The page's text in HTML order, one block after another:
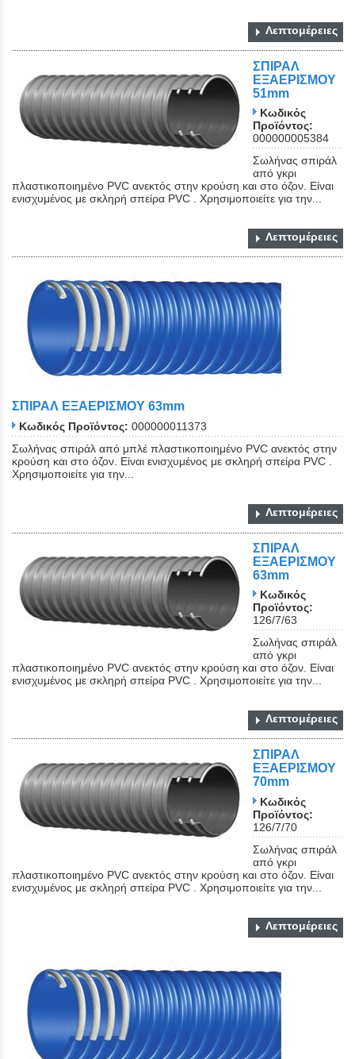
Close
Λεπτομέρειες
ΣΠΙΡΑΛ
ΕΞΑΕΡΙΣΜΟΥ
51mm
Κωδικός
Προϊόντος:
000000005384
Σωλήνας σπιράλ
από γκρι
πλαστικοποιημένο PVC ανεκτός στην κρούση και στο όζον. Είναι
ενισχυμένος με σκληρή σπείρα PVC . Χρησιμοποιείτε για την...
Λεπτομέρειες
ΣΠΙΡΑΛ ΕΞΑΕΡΙΣΜΟΥ 63mm
Κωδικός Προϊόντος: 000000011373
Σωλήνας σπιράλ από μπλέ πλαστικοποιημένο PVC ανεκτός στην
κρούση και στο όζον. Είναι ενισχυμένος με σκληρή σπείρα PVC .
Χρησιμοποιείτε για την...
Λεπτομέρειες
ΣΠΙΡΑΛ
ΕΞΑΕΡΙΣΜΟΥ
63mm
Κωδικός
Προϊόντος:
126/7/63
Σωλήνας σπιράλ
από γκρι
πλαστικοποιημένο PVC ανεκτός στην κρούση και στο όζον. Είναι
ενισχυμένος με σκληρή σπείρα PVC . Χρησιμοποιείτε για την...
Λεπτομέρειες
ΣΠΙΡΑΛ
ΕΞΑΕΡΙΣΜΟΥ
70mm
Κωδικός
Προϊόντος:
126/7/70
Σωλήνας σπιράλ
από γκρι
πλαστικοποιημένο PVC ανεκτός στην κρούση και στο όζον. Είναι
ενισχυμένος με σκληρή σπείρα PVC . Χρησιμοποιείτε για την...
Λεπτομέρειες